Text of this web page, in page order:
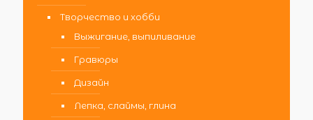
Творчество и хобби
Выжигание, выпиливание
Гравюры
Дизайн
Лепка, слаймы, глина